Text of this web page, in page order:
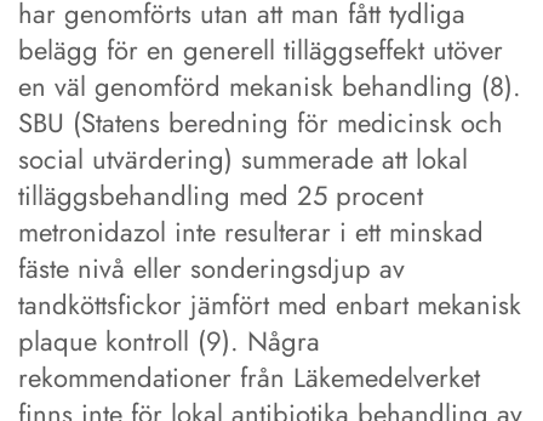
har genomförts utan att man fått tydliga
belägg för en generell tilläggseffekt utöver
en väl genomförd mekanisk behandling (8).
SBU (Statens beredning för medicinsk och
social utvärdering) summerade att lokal
tilläggsbehandling med 25 procent
metronidazol inte resulterar i ett minskad
fäste nivå eller sonderingsdjup av
tandköttsfickor jämfört med enbart mekanisk
plaque kontroll (9). Några
rekommendationer från Läkemedelverket